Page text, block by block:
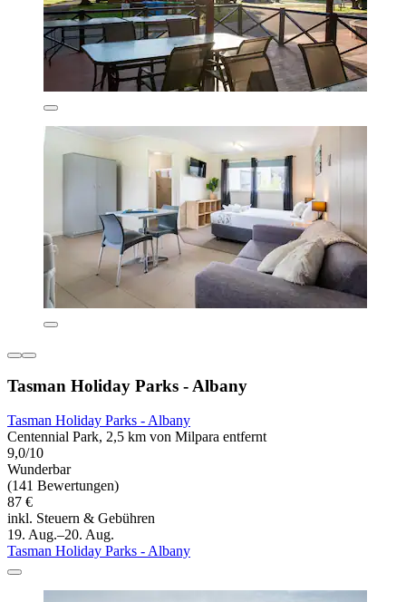
Tasman Holiday Parks - Albany
Tasman Holiday Parks - Albany
Centennial Park, 2,5 km von Milpara entfernt
9,0/10
Wunderbar
(141 Bewertungen)
87 €
inkl. Steuern & Gebühren
19. Aug.–20. Aug.
Tasman Holiday Parks - Albany